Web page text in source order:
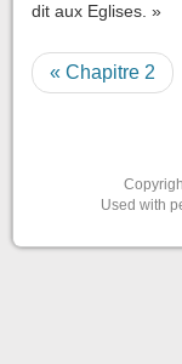
dit aux Eglises. »
« Chapitre 2
Used with